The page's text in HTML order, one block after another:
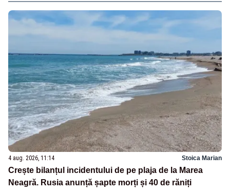
4 aug. 2026, 11:14 Stoica Marian
Crește bilanțul incidentului de pe plaja de la Marea
Neagră. Rusia anunță șapte morți și 40 de răniți